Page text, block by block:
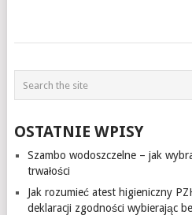
OSTATNIE WPISY
Szambo wodoszczelne – jak
trwałości
Jak rozumieć atest higieniczny
deklaracji zgodności wybierając